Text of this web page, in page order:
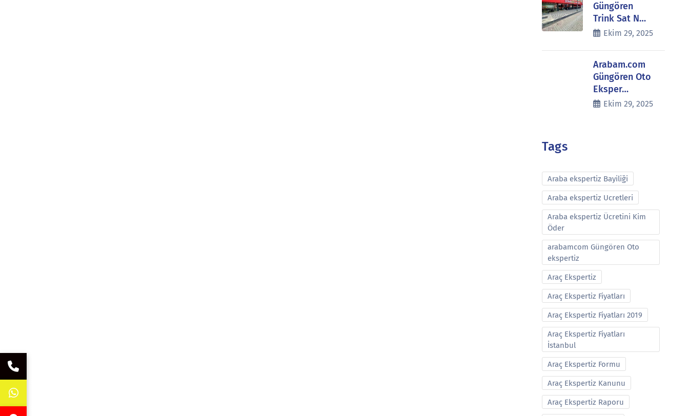
Güngören
Trink Sat N…
Ekim 29, 2025
Arabam.com
Güngören Oto
Eksper…
Ekim 29, 2025
Tags
Araba ekspertiz Bayiliği
Araba ekspertiz Ucretleri
Araba ekspertiz Ücretini Kim
Öder
arabamcom Güngören Oto
ekspertiz
Araç Ekspertiz
Araç Ekspertiz Fiyatları
Araç Ekspertiz Fiyatları 2019
Araç Ekspertiz Fiyatları
İstanbul
Araç Ekspertiz Formu
Araç Ekspertiz Kanunu
Araç Ekspertiz Raporu